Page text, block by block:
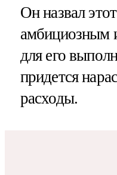
Он назвал
амбициозным
для его
придется
расходы.